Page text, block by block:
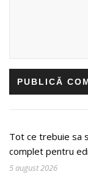
Tot ce trebuie sa
complet pentru
5 august 2026